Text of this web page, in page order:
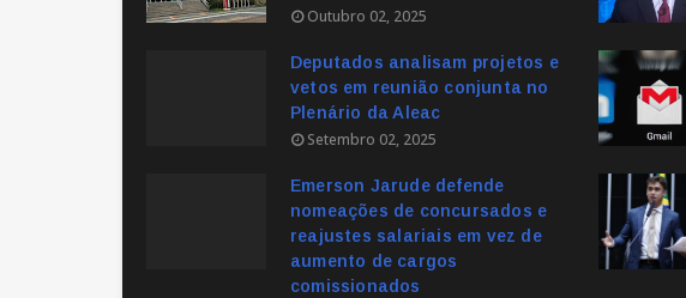
Outubro 02, 2025
Deputados analisam projetos e
vetos em reunião conjunta no
Plenário da Aleac
Setembro 02, 2025
Emerson Jarude defende
nomeações de concursados e
reajustes salariais em vez de
aumento de cargos
comissionados